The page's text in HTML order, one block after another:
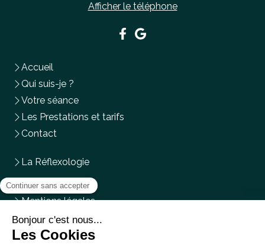
Afficher le téléphone
Accueil
Qui suis-je ?
Votre séance
Les Prestations et tarifs
Contact
La Réflexologie
Plan du site
Mentions légales
LesLundi Mardi
LeSamedide9h30